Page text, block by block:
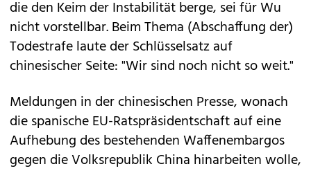
die den Keim der Instabilität berge, sei für Wu
nicht vorstellbar. Beim Thema (Abschaffung der)
Todestrafe laute der Schlüsselsatz auf
chinesischer Seite: "Wir sind noch nicht so weit."
Meldungen in der chinesischen Presse, wonach
die spanische EU-Ratspräsidentschaft auf eine
Aufhebung des bestehenden Waffenembargos
gegen die Volksrepublik China hinarbeiten wolle,